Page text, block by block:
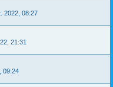
2022, 08:27
21:31
09:24